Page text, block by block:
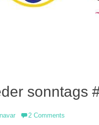
sonntags
2 Comments